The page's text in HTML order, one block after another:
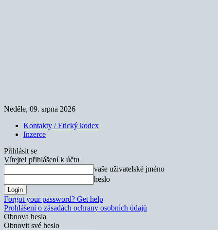
Neděle, 09. srpna 2026
Kontakty / Etický kodex
Inzerce
Přihlásit se
Vítejte! přihlášení k účtu
vaše uživatelské jméno
heslo
Forgot your password? Get help
Prohlášení o zásadách ochrany osobních údajů
Obnova hesla
Obnovit své heslo